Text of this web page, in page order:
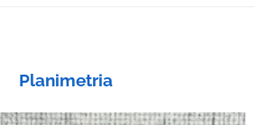
Planimetria